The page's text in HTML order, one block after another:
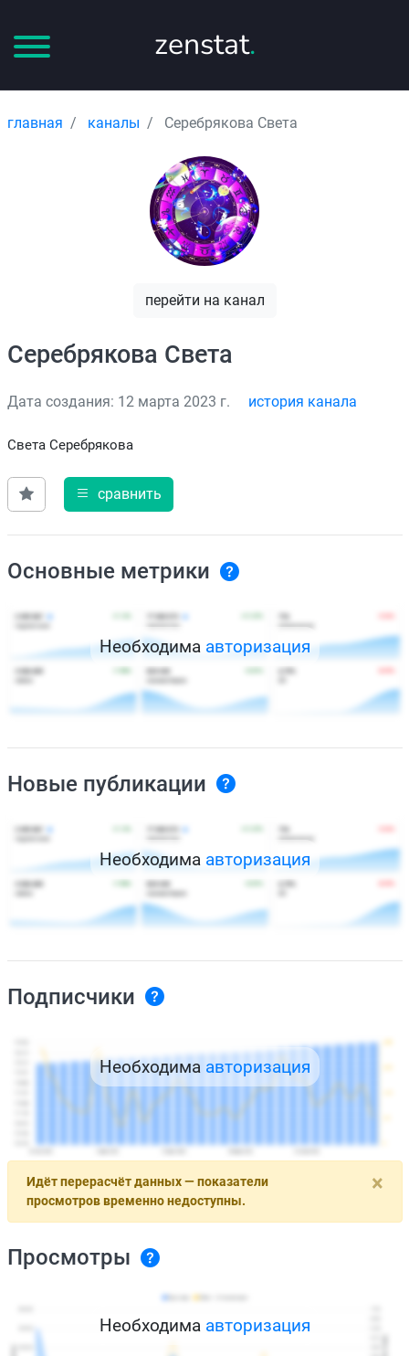
zenstat.
главная каналы Серебрякова Света
перейти на канал
Серебрякова Света
Дата создания: 12 марта 2023 г. история канала
Света Серебрякова
сравнить
Основные метрики
Необходима авторизация
Новые публикации
Необходима авторизация
Подписчики
Необходима авторизация
×
Идёт перерасчёт данных — показатели
просмотров временно недоступны.
Просмотры
Необходима авторизация